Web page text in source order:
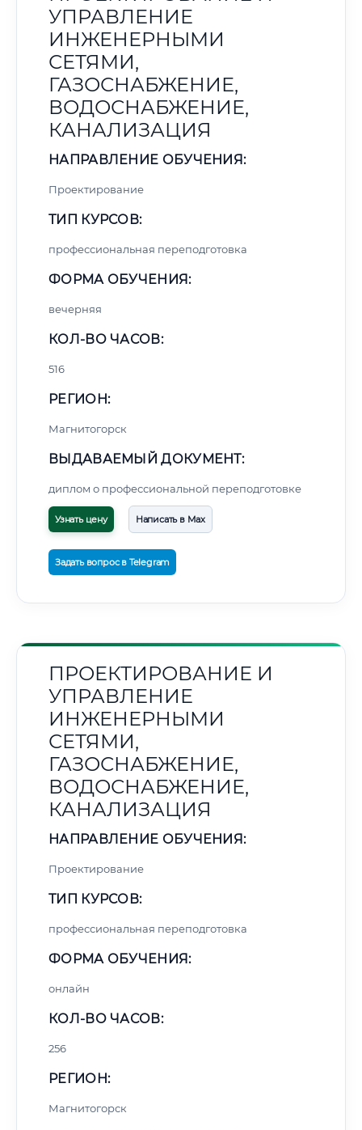
УПРАВЛЕНИЕ
ИНЖЕНЕРНЫМИ
СЕТЯМИ,
ГАЗОСНАБЖЕНИЕ,
ВОДОСНАБЖЕНИЕ,
КАНАЛИЗАЦИЯ
НАПРАВЛЕНИЕ ОБУЧЕНИЯ:
Проектирование
ТИП КУРСОВ:
профессиональная переподготовка
ФОРМА ОБУЧЕНИЯ:
вечерняя
КОЛ-ВО ЧАСОВ:
516
РЕГИОН:
Магнитогорск
ВЫДАВАЕМЫЙ ДОКУМЕНТ:
диплом о профессиональной переподготовке
Узнать цену Написать в Max
Задать вопрос в Telegram
ПРОЕКТИРОВАНИЕ И
УПРАВЛЕНИЕ
ИНЖЕНЕРНЫМИ
СЕТЯМИ,
ГАЗОСНАБЖЕНИЕ,
ВОДОСНАБЖЕНИЕ,
КАНАЛИЗАЦИЯ
НАПРАВЛЕНИЕ ОБУЧЕНИЯ:
Проектирование
ТИП КУРСОВ:
профессиональная переподготовка
ФОРМА ОБУЧЕНИЯ:
онлайн
КОЛ-ВО ЧАСОВ:
256
РЕГИОН:
Магнитогорск